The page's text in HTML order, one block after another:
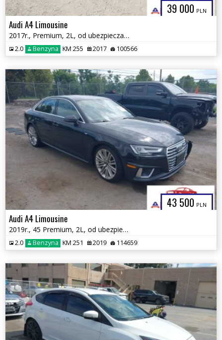
39 000 PLN
Audi A4 Limousine
2017r., Premium, 2L, od ubezpieczalni
2.0 Benzyna KM 255 2017 100566
43 500 PLN
Audi A4 Limousine
2019r., 45 Premium, 2L, od ubezpieczalni
2.0 Benzyna KM 251 2019 114659